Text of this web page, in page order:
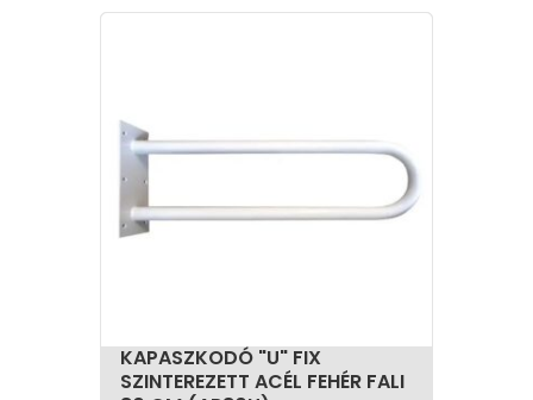
KAPASZKODÓ "U" FIX
SZINTEREZETT ACÉL FEHÉR FALI